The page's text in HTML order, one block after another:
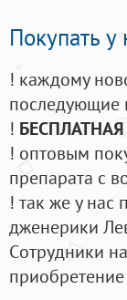
Покупать
! каждому
последующие
!
! оптовым
препарата с
! так же у
дженерики
Cотрудники